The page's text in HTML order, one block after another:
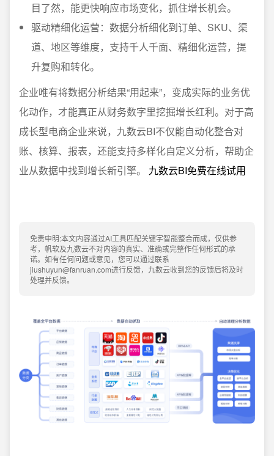
目了然，能更快响应市场变化，抓住增长机会。
驱动精细化运营：数据分析细化到订单、SKU、渠
道、地区等维度，支持千人千面、精细化运营，提
升复购和转化。
企业唯有将数据分析结果“用起来”，变成实际的业务优
化动作，才能真正从财务数字里挖掘增长红利。对于高
成长型电商企业来说，九数云BI不仅能自动化整合对
账、核算、报表，还能支持多样化自定义分析，帮助企
业从数据中找到增长新引擎。 九数云BI免费在线试用
免责申明:本文内容通过AI工具匹配关键字智能整合而成，仅供参
考，帆软及九数云不对内容的真实、准确或完整作任何形式的承
诺。如有任何问题或意见，您可以通过联系
jiushuyun@fanruan.com进行反馈，九数云收到您的反馈后将及时
处理并反馈。